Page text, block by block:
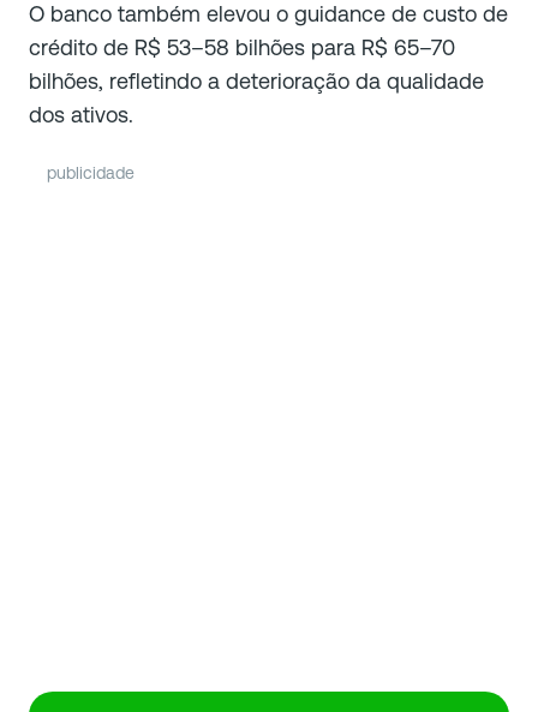
O banco também elevou o guidance de custo de
crédito de R$ 53–58 bilhões para R$ 65–70
bilhões, refletindo a deterioração da qualidade
dos ativos.
publicidade